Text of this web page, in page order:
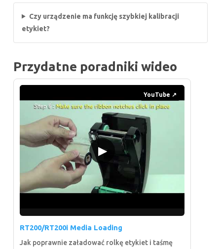
Czy urządzenie ma funkcję szybkiej kalibracji
etykiet?
Przydatne poradniki wideo
▶
YouTube ↗
RT200/RT200i Media Loading
Jak poprawnie załadować rolkę etykiet i taśmę